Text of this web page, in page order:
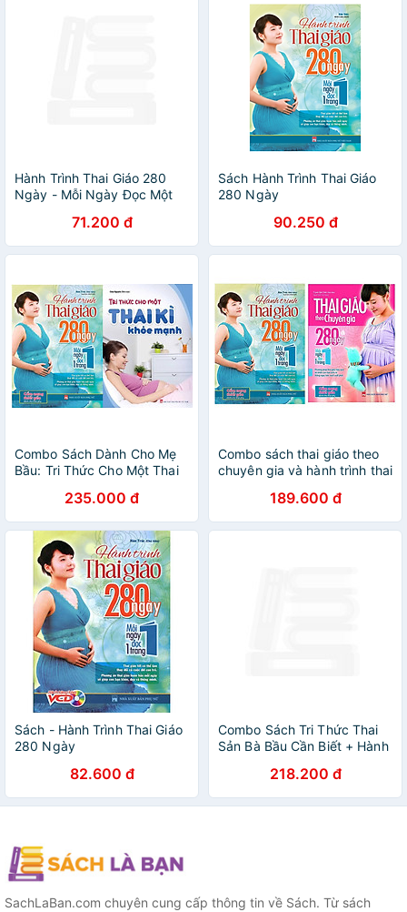
Hành Trình Thai Giáo 280
Ngày - Mỗi Ngày Đọc Một
71.200 đ
Sách Hành Trình Thai Giáo
280 Ngày
90.250 đ
Combo Sách Dành Cho Mẹ
Bầu: Tri Thức Cho Một Thai
Thai Giáo 280 Ngày (ML)
235.000 đ
Combo sách thai giáo theo
chuyên gia và hành trình thai
song ngữ bìa mềm hai nàng
công chúa
189.600 đ
Sách - Hành Trình Thai Giáo
280 Ngày
82.600 đ
Combo Sách Tri Thức Thai
Sản Bà Bầu Cần Biết + Hành
Tặng 1 cuốn truyện song
ngữ ngẫu nhiên như trong
hình
218.200 đ
SachLaBan.com chuyên cung cấp thông tin về Sách. Từ sách